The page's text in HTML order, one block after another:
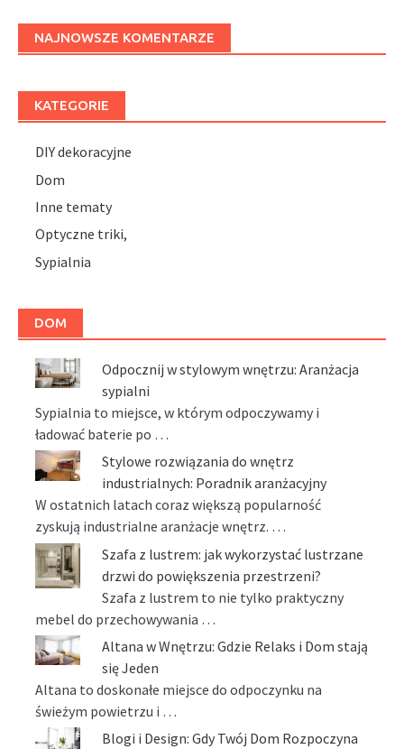
NAJNOWSZE KOMENTARZE
KATEGORIE
DIY dekoracyjne
Dom
Inne tematy
Optyczne triki,
Sypialnia
DOM
Odpocznij w stylowym wnętrzu: Aranżacja
sypialni
Sypialnia to miejsce, w którym odpoczywamy i
ładować baterie po …
Stylowe rozwiązania do wnętrz
industrialnych: Poradnik aranżacyjny
W ostatnich latach coraz większą popularność
zyskują industrialne aranżacje wnętrz. …
Szafa z lustrem: jak wykorzystać lustrzane
drzwi do powiększenia przestrzeni?
Szafa z lustrem to nie tylko praktyczny
mebel do przechowywania …
Altana w Wnętrzu: Gdzie Relaks i Dom stają
się Jeden
Altana to doskonałe miejsce do odpoczynku na
świeżym powietrzu i …
Blogi i Design: Gdy Twój Dom Rozpoczyna